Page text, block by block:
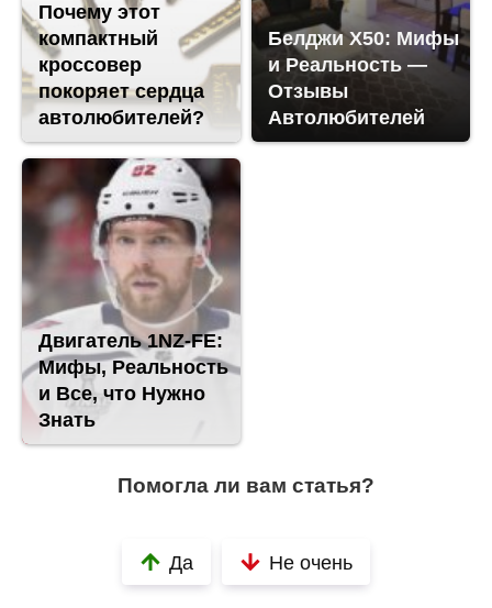
Почему этот
компактный
кроссовер
покоряет сердца
автолюбителей?
Белджи Х50: Мифы
и Реальность —
Отзывы
Автолюбителей
Двигатель 1NZ-FE:
Мифы, Реальность
и Все, что Нужно
Знать
Помогла ли вам статья?
Да Не очень